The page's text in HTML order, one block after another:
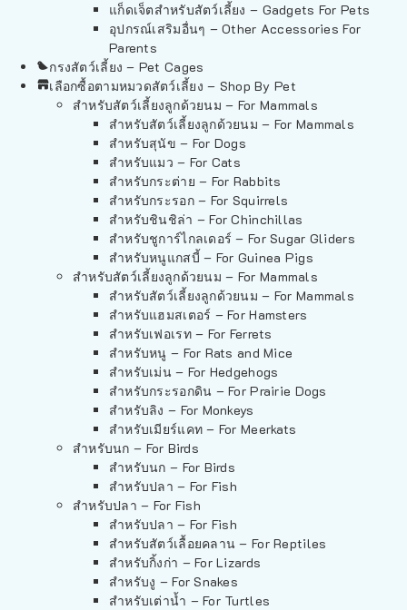
แก็ดเจ็ตสำหรับสัตว์เลี้ยง – Gadgets For Pets
อุปกรณ์เสริมอื่นๆ – Other Accessories For
Parents
กรงสัตว์เลี้ยง – Pet Cages
เลือกซื้อตามหมวดสัตว์เลี้ยง – Shop By Pet
สำหรับสัตว์เลี้ยงลูกด้วยนม – For Mammals
สำหรับสัตว์เลี้ยงลูกด้วยนม – For Mammals
สำหรับสุนัข – For Dogs
สำหรับแมว – For Cats
สำหรับกระต่าย – For Rabbits
สำหรับกระรอก – For Squirrels
สำหรับชินชิล่า – For Chinchillas
สำหรับชูการ์ไกลเดอร์ – For Sugar Gliders
สำหรับหนูแกสบี้ – For Guinea Pigs
สำหรับสัตว์เลี้ยงลูกด้วยนม – For Mammals
สำหรับสัตว์เลี้ยงลูกด้วยนม – For Mammals
สำหรับแฮมสเตอร์ – For Hamsters
สำหรับเฟอเรท – For Ferrets
สำหรับหนู – For Rats and Mice
สำหรับเม่น – For Hedgehogs
สำหรับกระรอกดิน – For Prairie Dogs
สำหรับลิง – For Monkeys
สำหรับเมียร์แคท – For Meerkats
สำหรับนก – For Birds
สำหรับนก – For Birds
สำหรับปลา – For Fish
สำหรับปลา – For Fish
สำหรับปลา – For Fish
สำหรับสัตว์เลื้อยคลาน – For Reptiles
สำหรับกิ้งก่า – For Lizards
สำหรับงู – For Snakes
สำหรับเต่าน้ำ – For Turtles